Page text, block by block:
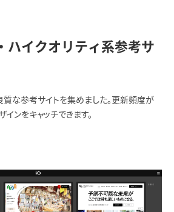
ハイクオリティ系参考サ
質な参考サイトを集めました。更新頻度が
ンをキャッチできます。